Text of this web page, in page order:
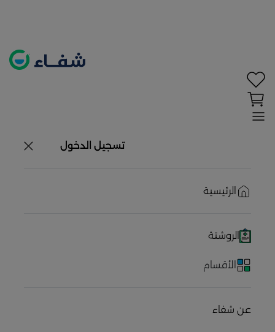
تسجيل الدخول
الرئيسية
الروشتة
الأقسام
عن شفاء